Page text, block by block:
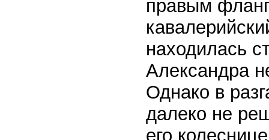
правым
находилась
Александра
Однако в
далеко не
его